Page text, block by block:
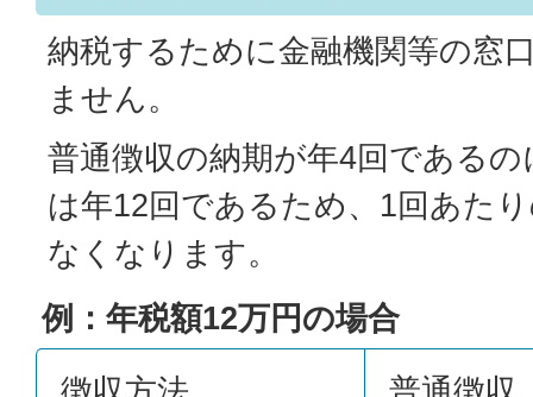
納税するために金融機関等の窓
ません。
普通徴収の納期が年4回である
は年12回であるため、1回あた
なくなります。
例：年税額12万円の場合